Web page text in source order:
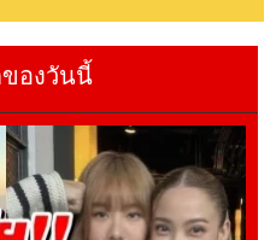
องวันนี้